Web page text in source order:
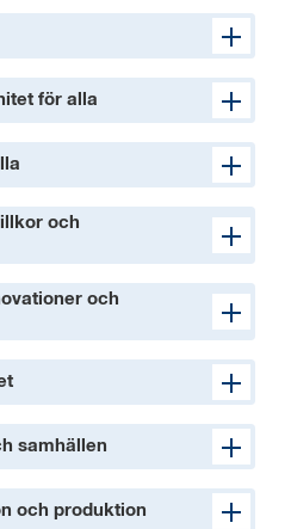
för alla
och
och
samhällen
och produktion